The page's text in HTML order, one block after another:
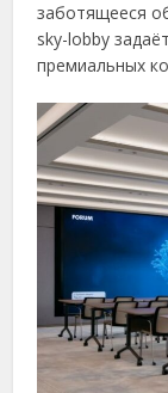
заботящееся
sky-lobby
премиальных